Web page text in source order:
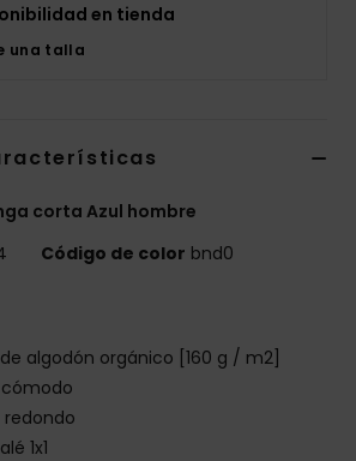
en tienda
una talla
corta Azul hombre
Código de color bnd0
algodón orgánico [160 g / m2]
redondo
1x1